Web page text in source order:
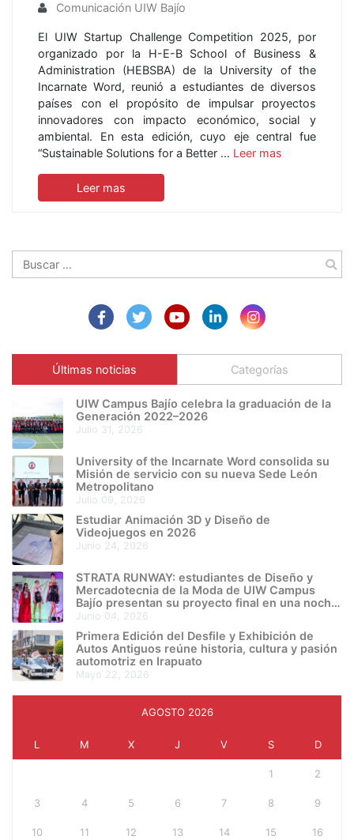
Comunicación UIW Bajío
El UIW Startup Challenge Competition 2025, por
organizado por la H-E-B School of Business &
Administration (HEBSBA) de la University of the
Incarnate Word, reunió a estudiantes de diversos
países con el propósito de impulsar proyectos
innovadores con impacto económico, social y
ambiental. En esta edición, cuyo eje central fue
“Sustainable Solutions for a Better … Leer mas
Leer mas
Buscar:
Últimas noticias Categorías
UIW Campus Bajío celebra la graduación de la
Generación 2022–2026
julio 31, 2026
University of the Incarnate Word consolida su
Misión de servicio con su nueva Sede León
Metropolitano
julio 09, 2026
Estudiar Animación 3D y Diseño de
Videojuegos en 2026
junio 24, 2026
STRATA RUNWAY: estudiantes de Diseño y
Mercadotecnia de la Moda de UIW Campus
Bajío presentan su proyecto final en una noche
de creatividad e innovación
junio 04, 2026
Primera Edición del Desfile y Exhibición de
Autos Antiguos reúne historia, cultura y pasión
automotriz en Irapuato
mayo 22, 2026
AGOSTO 2026
L M X J V S D
1 2
3 4 5 6 7 8 9
10 11 12 13 14 15 16